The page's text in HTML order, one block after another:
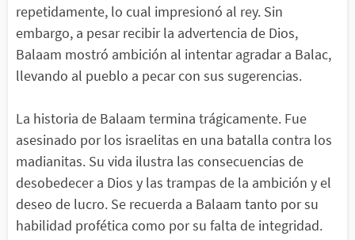
repetidamente, lo cual impresionó al rey. Sin
embargo, a pesar recibir la advertencia de Dios,
Balaam mostró ambición al intentar agradar a Balac,
llevando al pueblo a pecar con sus sugerencias.
La historia de Balaam termina trágicamente. Fue
asesinado por los israelitas en una batalla contra los
madianitas. Su vida ilustra las consecuencias de
desobedecer a Dios y las trampas de la ambición y el
deseo de lucro. Se recuerda a Balaam tanto por su
habilidad profética como por su falta de integridad.